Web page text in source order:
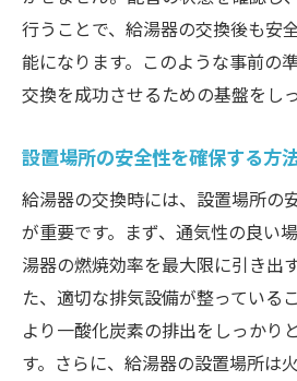
行うことで、給湯器の交換後も安
能になります。このような事前の
交換を成功させるための基盤をし
設置場所の安全性を確保する方
給湯器の交換時には、設置場所の
が重要です。まず、通気性の良い
湯器の燃焼効率を最大限に引き出
た、適切な排気設備が整っている
より一酸化炭素の排出をしっかり
す。さらに、給湯器の設置場所は